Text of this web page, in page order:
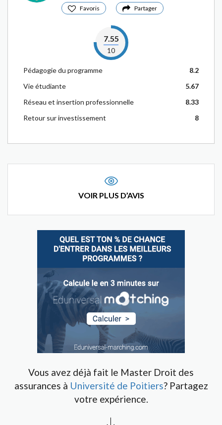
Favoris Partager
7.55
10
Pédagogie du programme
8.2
Vie étudiante
5.67
Réseau et insertion professionnelle
8.33
Retour sur investissement
8
VOIR PLUS D’AVIS
Vous avez déjà fait le Master Droit des
assurances à Université de Poitiers? Partagez
votre expérience.